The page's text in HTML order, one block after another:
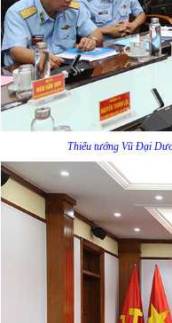
Thiếu tướng Vũ Đại